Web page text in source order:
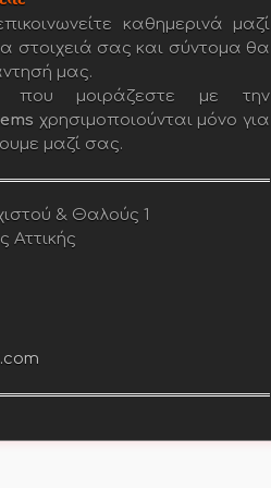
καθημερινά μαζί
στοιχειά σας και σύντομα θα
μας.
που μοιράζεστε με την
χρησιμοποιούνται μόνο για
μαζί σας.
& Θαλούς 1
Αττικής